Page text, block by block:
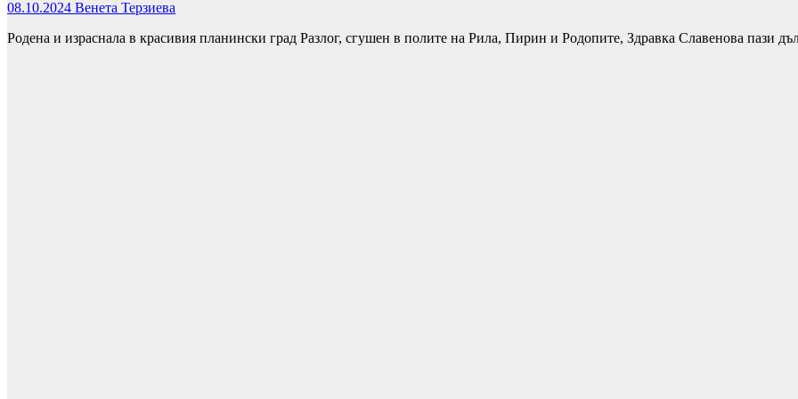
08.10.2024 Венета Терзиева
Родена и израснала в красивия планински град Разлог, сгушен в полите на Рила, Пирин и Родопите, Здравка Славенова пази